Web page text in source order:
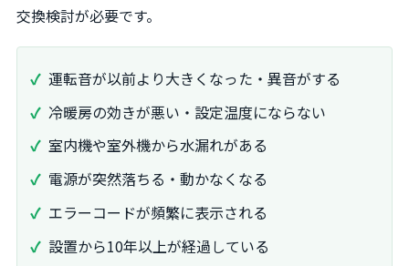
交換検討が必要です。
運転音が以前より大きくなった・異音がする
冷暖房の効きが悪い・設定温度にならない
室内機や室外機から水漏れがある
電源が突然落ちる・動かなくなる
エラーコードが頻繁に表示される
設置から10年以上が経過している